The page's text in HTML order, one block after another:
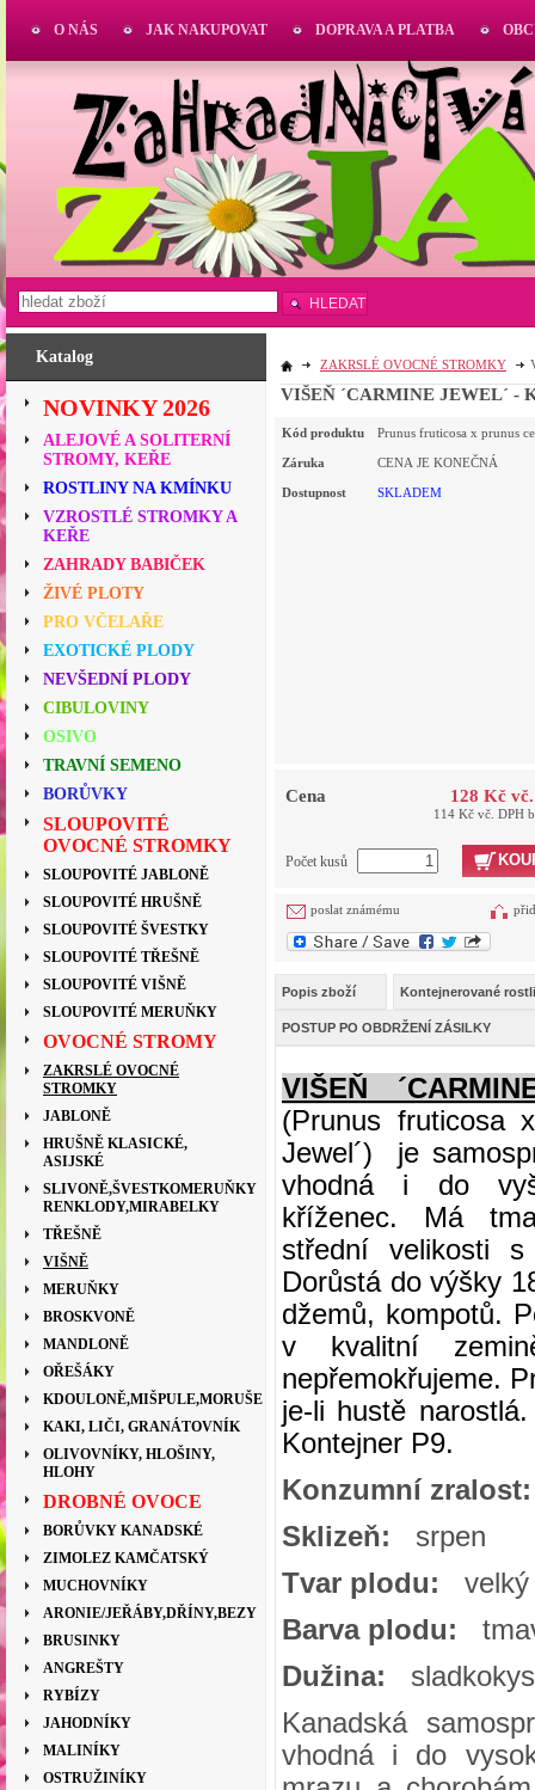
Katalog
NOVINKY 2026
ALEJOVÉ A SOLITERNÍ
STROMY, KEŘE
ROSTLINY NA KMÍNKU
VZROSTLÉ STROMKY A
KEŘE
ZAHRADY BABIČEK
ŽIVÉ PLOTY
PRO VČELAŘE
EXOTICKÉ PLODY
NEVŠEDNÍ PLODY
CIBULOVINY
OSIVO
TRAVNÍ SEMENO
BORŮVKY
SLOUPOVITÉ
OVOCNÉ STROMKY
SLOUPOVITÉ JABLONĚ
SLOUPOVITÉ HRUŠNĚ
SLOUPOVITÉ ŠVESTKY
SLOUPOVITÉ TŘEŠNĚ
SLOUPOVITÉ VIŠNĚ
SLOUPOVITÉ MERUŇKY
OVOCNÉ STROMY
ZAKRSLÉ OVOCNÉ
STROMKY
JABLONĚ
HRUŠNĚ KLASICKÉ,
ASIJSKÉ
SLIVONĚ,ŠVESTKOMERUŇKY
RENKLODY,MIRABELKY
TŘEŠNĚ
VIŠNĚ
MERUŇKY
BROSKVONĚ
MANDLONĚ
OŘEŠÁKY
KDOULONĚ,MIŠPULE,MORUŠE
KAKI, LIČI, GRANÁTOVNÍK
OLIVOVNÍKY, HLOŠINY,
HLOHY
DROBNÉ OVOCE
BORŮVKY KANADSKÉ
ZIMOLEZ KAMČATSKÝ
MUCHOVNÍKY
ARONIE/JEŘÁBY,DŘÍNY,BEZY
BRUSINKY
ANGREŠTY
RYBÍZY
JAHODNÍKY
MALINÍKY
OSTRUŽINÍKY
ZAKRSLÉ OVOCNÉ STROMKY
VIŠEŇ ´CARMINE JEWEL´ -
Kód produktu Prunus fruticosa x prunus
Záruka CENA JE KONEČNÁ
Dostupnost SKLADEM
Cena 128 Kč
114 Kč vč. DPH
Počet kusů
poslat známému
Popis zboží Kontejnerované
POSTUP PO OBDRŽENÍ ZÁSILKY
VIŠEŇ
(Prunus fruticosa
Jewel´) je
vhodná i do
kříženec. Má
střední velikosti s
Dorůstá do výšky
džemů, kompotů.
v kvalitní
nepřemokřujeme.
je-li hustě
Kontejner P9.
Konzumní zralost:
Sklizeň: srpen
Tvar plodu: velký
Barva plodu:
Dužina:
Kanadská
vhodná i do
O NÁS JAK NAKUPOVAT DOPRAVA A PLATBA
HLEDAT